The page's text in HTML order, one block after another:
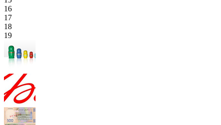
16
17
18
19